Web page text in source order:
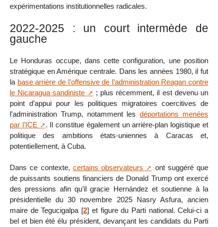
expérimentations institutionnelles radicales.
2022-2025 : un court intermède de
gauche
Le Honduras occupe, dans cette configuration, une position
stratégique en Amérique centrale. Dans les années 1980, il fut
la base arrière de l’offensive de l’administration Reagan contre
le Nicaragua sandiniste
; plus récemment, il est devenu un
point d’appui pour les politiques migratoires coercitives de
l’administration Trump, notamment lesdéportations menées
par l’ICE
. Il constitue également un arrière-plan logistique et
politique des ambitions états-uniennes à Caracas et,
potentiellement, à Cuba.
Dans ce contexte, certains observateurs
ont suggéré que
de puissants soutiens financiers de Donald Trump ont exercé
des pressions afin qu’il gracie Hernández et soutienne à la
présidentielle du 30 novembre 2025 Nasry Asfura, ancien
maire de Tegucigalpa [2] et figure du Parti national. Celui-ci a
bel et bien été élu président, devançant les candidats du Parti